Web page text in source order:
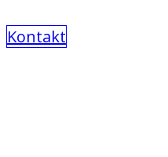
Kontakt